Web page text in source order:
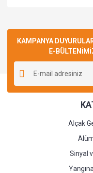
KAMPANYA
E-
Alçak
Sinyal